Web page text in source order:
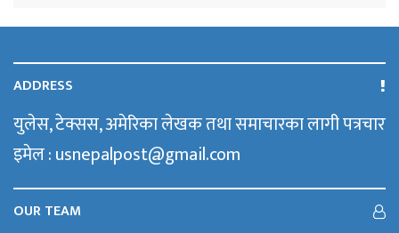
ADDRESS
युलेस, टेक्सस, अमेरिका लेखक तथा समाचारका लागी पत्रचार
इमेल : usnepalpost@gmail.com
OUR TEAM